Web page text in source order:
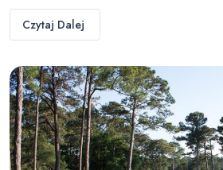
Czytaj Dalej